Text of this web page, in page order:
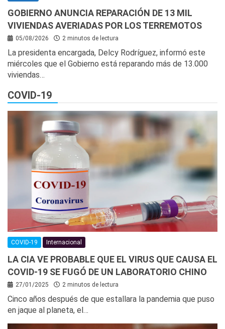
GOBIERNO ANUNCIA REPARACIÓN DE 13 MIL
VIVIENDAS AVERIADAS POR LOS TERREMOTOS
05/08/2026 2 minutos de lectura
La presidenta encargada, Delcy Rodríguez, informó este
miércoles que el Gobierno está reparando más de 13.000
viviendas…
COVID-19
COVID-19 Internacional
LA CIA VE PROBABLE QUE EL VIRUS QUE CAUSA EL
COVID-19 SE FUGÓ DE UN LABORATORIO CHINO
27/01/2025 2 minutos de lectura
Cinco años después de que estallara la pandemia que puso
en jaque al planeta, el…